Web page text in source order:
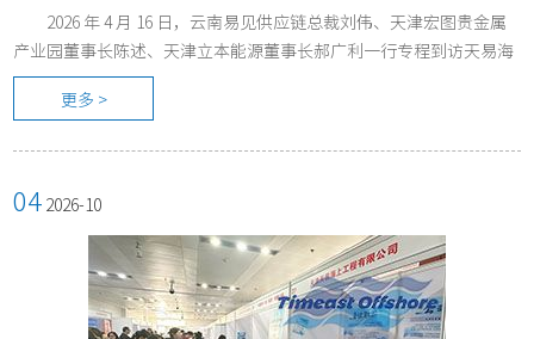
2026 年 4 月 16 日，云南易见供应链总裁刘伟、天津宏图贵金属
产业园董事长陈述、天津立本能源董事长郝广利一行专程到访天易海
工，并召开专题座谈，围绕产业融合发展方向深入交流、共探合作新
更多 >
04 2026-10